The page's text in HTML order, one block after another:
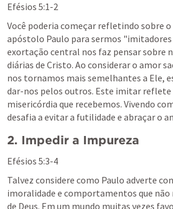
Efésios 5:1-2
Você poderia começar refletindo sobre o
apóstolo Paulo para sermos "imitadores
exortação central nos faz pensar sobre
diárias de Cristo. Ao considerar o amor
nos tornamos mais semelhantes a Ele,
dar-nos pelos outros. Este imitar reflete
misericórdia que recebemos. Vivendo
desafia a evitar a futilidade e abraçar o
2. Impedir a Impureza
Efésios 5:3-4
Talvez considere como Paulo adverte
imoralidade e comportamentos que
de Deus. Em um mundo muitas vezes